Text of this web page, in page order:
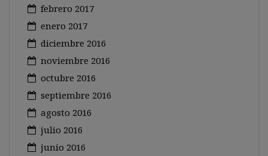
febrero 2017
enero 2017
diciembre 2016
noviembre 2016
octubre 2016
septiembre 2016
agosto 2016
julio 2016
junio 2016